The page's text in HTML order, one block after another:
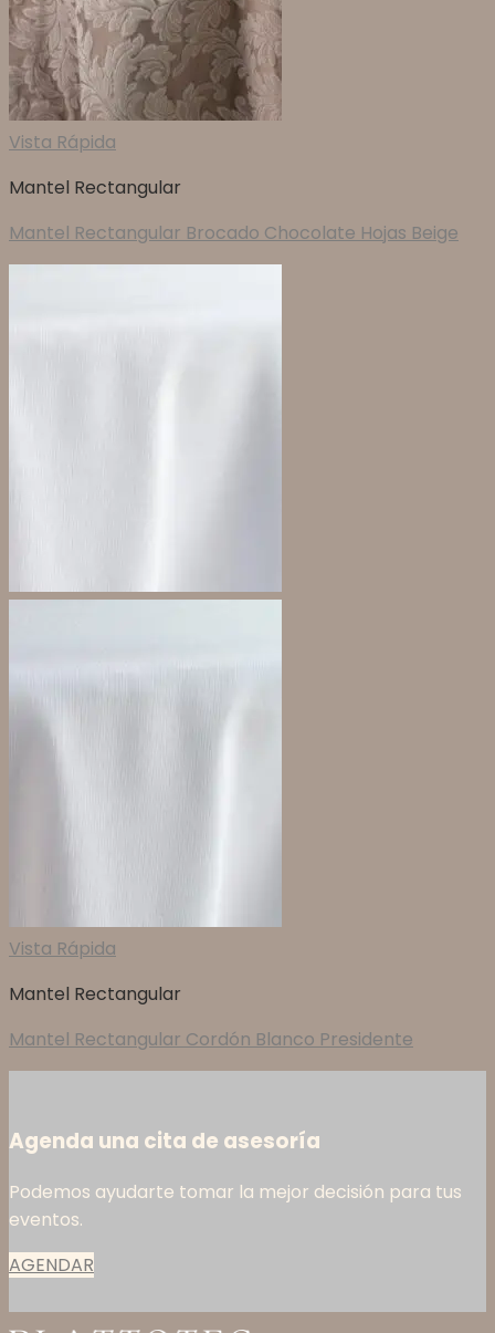
Vista Rápida
Mantel Rectangular
Mantel Rectangular Brocado Chocolate Hojas Beige
Vista Rápida
Mantel Rectangular
Mantel Rectangular Cordón Blanco Presidente
Agenda una cita de asesoría
Podemos ayudarte tomar la mejor decisión para tus
eventos.
AGENDAR